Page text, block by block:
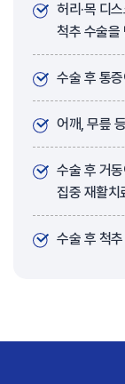
허리·목 디
척추 수술을
수술 후 통
어깨, 무릎
수술 후 거
집중 재활치
수술 후 척